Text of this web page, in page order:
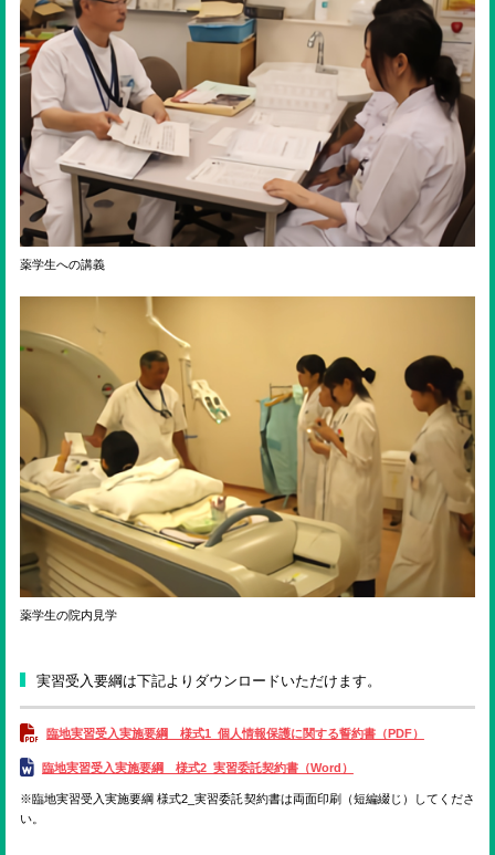
薬学生への講義
薬学生の院内見学
実習受入要綱は下記よりダウンロードいただけます。
臨地実習受入実施要綱 様式1_個人情報保護に関する誓約書（PDF）
臨地実習受入実施要綱 様式2_実習委託契約書（Word）
※臨地実習受入実施要綱 様式2_実習委託契約書は両面印刷（短編綴じ）してくださ
い。